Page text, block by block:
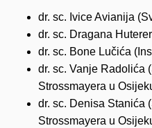
dr. sc. Ivice Avianija
dr. sc. Dragana
dr. sc. Bone Lučića
dr. sc. Vanje Radolića
Strossmayera u
dr. sc. Denisa Stanića
Strossmayera u